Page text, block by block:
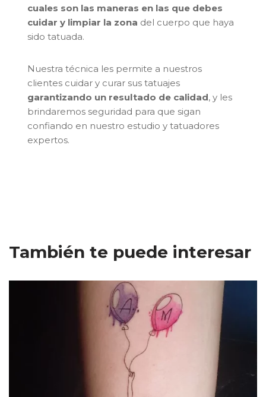
cuales son las maneras en las que debes
cuidar y limpiar la zona del cuerpo que haya
sido tatuada.
Nuestra técnica les permite a nuestros
clientes cuidar y curar sus tatuajes
garantizando un resultado de calidad, y les
brindaremos seguridad para que sigan
confiando en nuestro estudio y tatuadores
expertos.
También te puede interesar